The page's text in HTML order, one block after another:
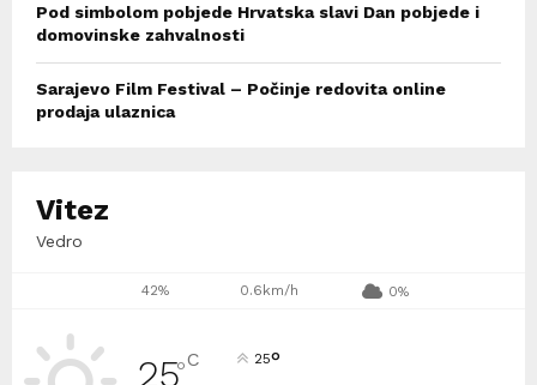
Pod simbolom pobjede Hrvatska slavi Dan pobjede i
domovinske zahvalnosti
Sarajevo Film Festival – Počinje redovita online
prodaja ulaznica
Vitez
Vedro
42% 0.6km/h 0%
25°C 25°